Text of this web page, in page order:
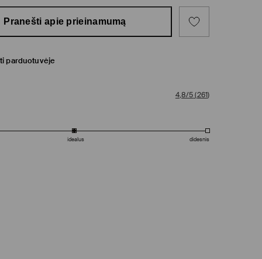
Pranešti apie prieinamumą
parduotuvėje
4,8/5(261)
idealus didesnis